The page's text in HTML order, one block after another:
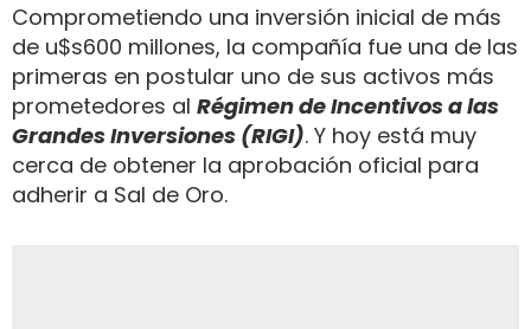
Comprometiendo una inversión inicial de más
de u$s600 millones, la compañía fue una de las
primeras en postular uno de sus activos más
prometedores al Régimen de Incentivos a las
Grandes Inversiones (RIGI). Y hoy está muy
cerca de obtener la aprobación oficial para
adherir a Sal de Oro.